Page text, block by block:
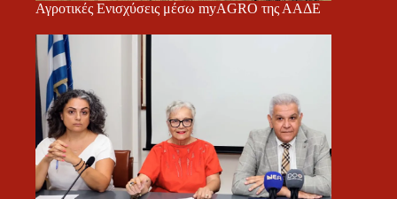
Αγροτικές Ενισχύσεις μέσω myAGRO της ΑΑΔΕ